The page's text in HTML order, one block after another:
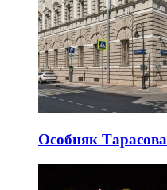
Особняк Тарасова